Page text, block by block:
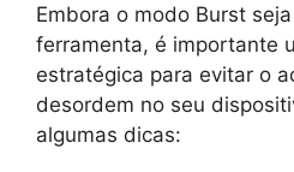
Embora o modo Burst
ferramenta, é importante
estratégica para evitar o
desordem no seu
algumas dicas: